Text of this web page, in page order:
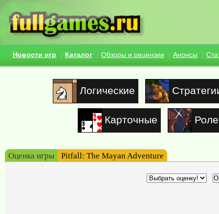
Новости игр Каталог Обзоры и рецензии Анонсы
Логические
Карточные
Оценка игры Pitfall: The Mayan Adventure